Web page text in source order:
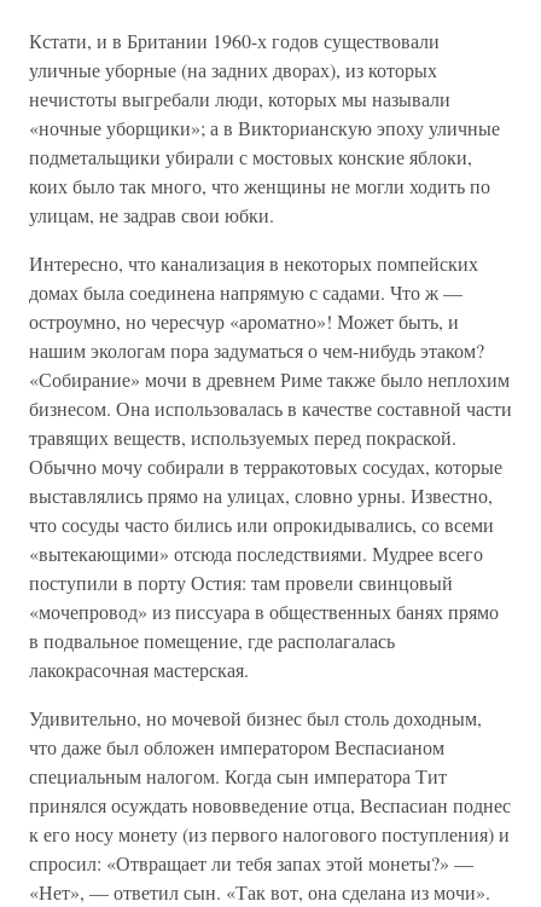
Кстати, и в Британии 1960-х годов существовали
уличные уборные (на задних дворах), из которых
нечистоты выгребали люди, которых мы называли
«ночные уборщики»; а в Викторианскую эпоху уличные
подметальщики убирали с мостовых конские яблоки,
коих было так много, что женщины не могли ходить по
улицам, не задрав свои юбки.
Интересно, что канализация в некоторых помпейских
домах была соединена напрямую с садами. Что ж —
остроумно, но чересчур «ароматно»! Может быть, и
нашим экологам пора задуматься о чем-нибудь этаком?
«Собирание» мочи в древнем Риме также было неплохим
бизнесом. Она использовалась в качестве составной части
травящих веществ, используемых перед покраской.
Обычно мочу собирали в терракотовых сосудах, которые
выставлялись прямо на улицах, словно урны. Известно,
что сосуды часто бились или опрокидывались, со всеми
«вытекающими» отсюда последствиями. Мудрее всего
поступили в порту Остия: там провели свинцовый
«мочепровод» из писсуара в общественных банях прямо
в подвальное помещение, где располагалась
лакокрасочная мастерская.
Удивительно, но мочевой бизнес был столь доходным,
что даже был обложен императором Веспасианом
специальным налогом. Когда сын императора Тит
принялся осуждать нововведение отца, Веспасиан поднес
к его носу монету (из первого налогового поступления) и
спросил: «Отвращает ли тебя запах этой монеты?» —
«Нет», — ответил сын. «Так вот, она сделана из мочи».